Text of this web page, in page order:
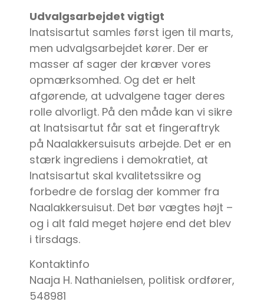
Udvalgsarbejdet vigtigt
Inatsisartut samles først igen til marts,
men udvalgsarbejdet kører. Der er
masser af sager der kræver vores
opmærksomhed. Og det er helt
afgørende, at udvalgene tager deres
rolle alvorligt. På den måde kan vi sikre
at Inatsisartut får sat et fingeraftryk
på Naalakkersuisuts arbejde. Det er en
stærk ingrediens i demokratiet, at
Inatsisartut skal kvalitetssikre og
forbedre de forslag der kommer fra
Naalakkersuisut. Det bør vægtes højt –
og i alt fald meget højere end det blev
i tirsdags.
Kontaktinfo
Naaja H. Nathanielsen, politisk ordfører,
548981